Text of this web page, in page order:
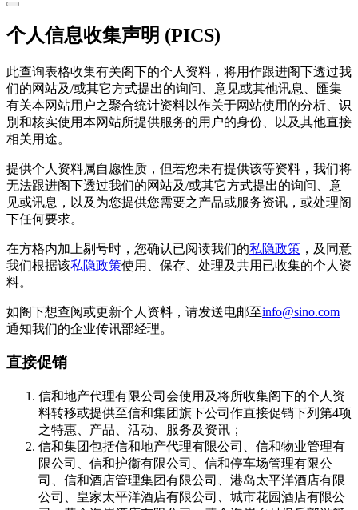
个人信息收集声明 (PICS)
此查询表格收集有关阁下的个人资料，将用作跟进阁下透过我
们的网站及/或其它方式提出的询问、意见或其他讯息、匯集
有关本网站用户之聚合统计资料以作关于网站使用的分析、识
別和核实使用本网站所提供服务的用户的身份、以及其他直接
相关用途。
提供个人资料属自愿性质，但若您未有提供该等资料，我们将
无法跟进阁下透过我们的网站及/或其它方式提出的询问、意
见或讯息，以及为您提供您需要之产品或服务资讯，或处理阁
下任何要求。
在方格内加上剔号时，您确认已阅读我们的私隐政策 ，及同意
我们根据该私隐政策使用、保存、处理及共用已收集的个人资
料。
如阁下想查阅或更新个人资料，请发送电邮至info@sino.com
通知我们的企业传讯部经理。
直接促销
信和地产代理有限公司会使用及将所收集阁下的个人资
料转移或提供至信和集团旗下公司作直接促销下列第4项
之特惠、产品、活动、服务及资讯；
信和集团包括信和地产代理有限公司、信和物业管理有
限公司、信和护衞有限公司、信和停车场管理有限公
司、信和酒店管理集团有限公司、港岛太平洋酒店有限
公司、皇家太平洋酒店有限公司、城市花园酒店有限公